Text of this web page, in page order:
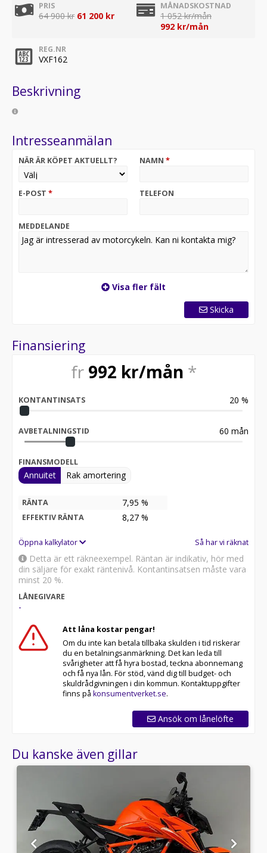
PRIS
64 900 kr 61 200 kr
MÅNADSKOSTNAD
1 052 kr/mån
992 kr/mån
REG.NR
VXF162
Beskrivning
Intresseanmälan
NÄR ÄR KÖPET AKTUELLT? NAMN *
E-POST * TELEFON
MEDDELANDE
Visa fler fält
Skicka
Finansiering
fr 992 kr/mån *
KONTANTINSATS 20 %
AVBETALNINGSTID 60 mån
FINANSMODELL
Annuitet Rak amortering
RÄNTA 7,95 %
EFFEKTIV RÄNTA 8,27 %
Öppna kalkylator Så har vi räknat
Detta är ett räkneexempel. Räntan är indikativ, hör med
din säljare för exakt räntenivå. Kontantinsatsen måste vara
minst 20 %.
LÅNEGIVARE
-
Att låna kostar pengar!
Om du inte kan betala tillbaka skulden i tid riskerar
du en betalningsanmärkning. Det kan leda till
svårigheter att få hyra bostad, teckna abonnemang
och få nya lån. För stöd, vänd dig till budget- och
skuldrådgivningen i din kommun. Kontaktuppgifter
finns på konsumentverket.se.
Ansök om lånelöfte
Du kanske även gillar